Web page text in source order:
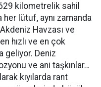
kilometrelik sahil
lütuf, aynı zamanda
Havzası ve
hızlı ve en çok
geliyor. Deniz
ve ani taşkınlar…
kıyılarda rant